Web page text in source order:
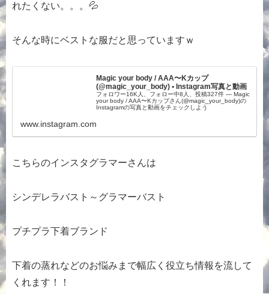
れたくない。。。💦
そんな時にベストな服だと思っていますｗ
Magic your body / AAA〜Kカップ
(@magic_your_body) • Instagram写真と動画
フォロワー16K人、フォロー中8人、投稿327件 ― Magic
your body / AAA〜Kカップさん(@magic_your_body)の
Instagramの写真と動画をチェックしよう
www.instagram.com
こちらのインスタグラマーさんは
シンデレラバスト～グラマーバスト
プチプラ下着ブランド
下着の蒸れなどのお悩みまで幅広く役立ち情報を流して
くれます！！